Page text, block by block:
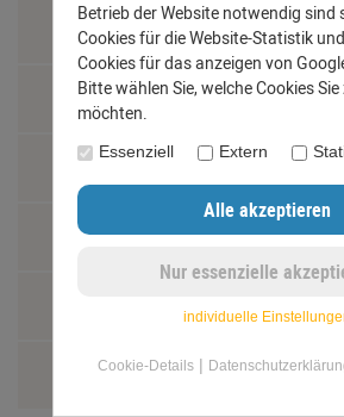
Vertrag
Materialkunde
Fachbegriffe
Jobs
Montage und
Größentabelle
Betrieb der Website notwendig sind
Cookies für die Website-Statistik
Cookies für das anzeigen von
Bitte wählen Sie, welche Cookies
möchten.
Essenziell Extern
individuelle
Cookie-Details|